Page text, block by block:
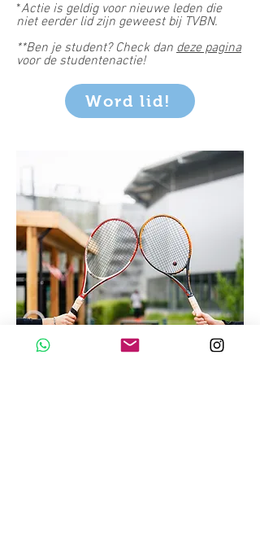
*Actie is geldig voor nieuwe leden die
niet eerder lid zijn geweest bij TVBN.
**Ben je student? Check dan deze pagina
voor de studentenactie!
Word lid!